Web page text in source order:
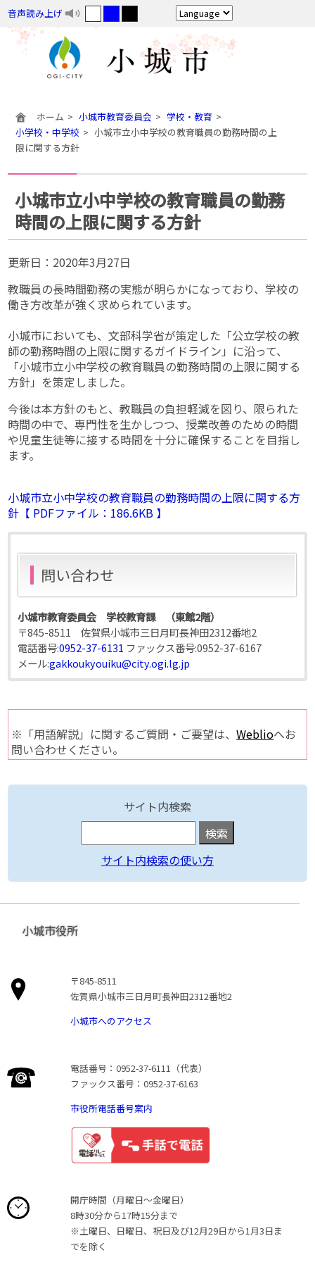
音声読み上げ
ホーム 小城市教育委員会
学校・教育
小学校・中学校
小城市立小中学校の教育職員の勤務時間の上
限に関する方針
小城市立小中学校の教育職員の勤務
時間の上限に関する方針
更新日： 2020年3月27日
教職員の長時間勤務の実態が明らかになっており、学校の
働き方改革が強く求められています。
小城市においても、文部科学省が策定した「公立学校の教
師の勤務時間の上限に関するガイドライン」に沿って、
「小城市立小中学校の教育職員の勤務時間の上限に関する
方針」を策定しました。
今後は本方針のもと、教職員の負担軽減を図り、限られた
時間の中で、専門性を生かしつつ、授業改善のための時間
や児童生徒等に接する時間を十分に確保することを目指し
ます。
小城市立小中学校の教育職員の勤務時間の上限に関する方
針【 PDFファイル：186.6KB 】
問い合わせ
小城市教育委員会 学校教育課 （東館2階）
〒845-8511 佐賀県小城市三日月町長神田2312番地2
電話番号:0952-37-6131 ファックス番号:0952-37-6167
メール:gakkoukyouiku@city.ogi.lg.jp
※「用語解説」に関するご質問・ご要望は、Weblioへお
問い合わせください。
サイト内検索
サイト内検索の使い方
小城市役所
〒845-8511
佐賀県小城市三日月町長神田2312番地2
小城市へのアクセス
電話番号：0952-37-6111（代表）
ファックス番号：0952-37-6163
市役所電話番号案内
開庁時間（月曜日〜金曜日）
8時30分から17時15分まで
※土曜日、日曜日、祝日及び12月29日から1月3日ま
でを除く